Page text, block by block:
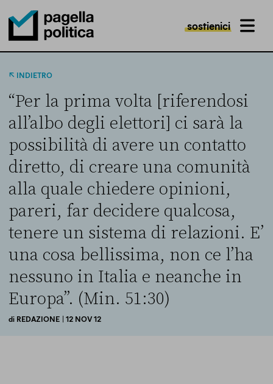
Pagella Politica Logo
sostienici MENU
INDIETRO
“Per la prima volta [riferendosi
all’albo degli elettori] ci sarà la
possibilità di avere un contatto
diretto, di creare una comunità
alla quale chiedere opinioni,
pareri, far decidere qualcosa,
tenere un sistema di relazioni. E’
una cosa bellissima, non ce l’ha
nessuno in Italia e neanche in
Europa”. (Min. 51:30)
di REDAZIONE | 12 NOV 12